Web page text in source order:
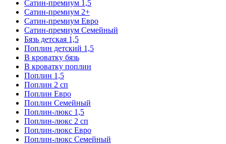
Сатин-премиум 1,5
Сатин-премиум 2+
Сатин-премиум Евро
Сатин-премиум Семейный
Бязь детская 1,5
Поплин детский 1,5
В кроватку бязь
В кроватку поплин
Поплин 1,5
Поплин 2 сп
Поплин Евро
Поплин Семейный
Поплин-люкс 1,5
Поплин-люкс 2 сп
Поплин-люкс Евро
Поплин-люкс Семейный